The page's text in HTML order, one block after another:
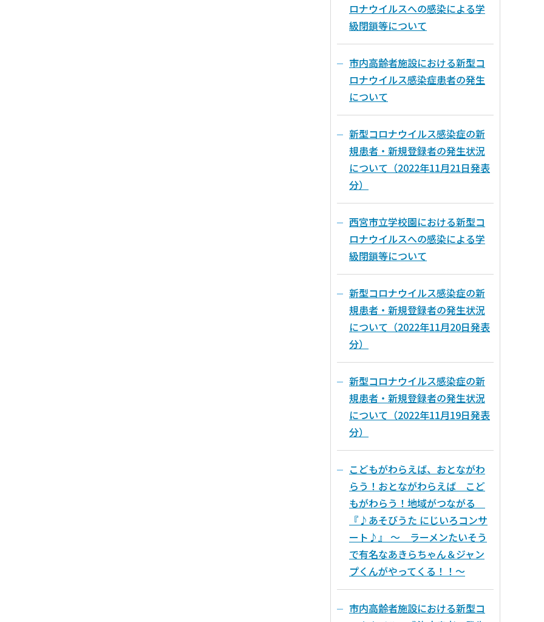
ロナウイルスへの感染による学
級閉鎖等について
市内高齢者施設における新型コ
ロナウイルス感染症患者の発生
について
新型コロナウイルス感染症の新
規患者・新規登録者の発生状況
について（2022年11月21日発表
分）
西宮市立学校園における新型コ
ロナウイルスへの感染による学
級閉鎖等について
新型コロナウイルス感染症の新
規患者・新規登録者の発生状況
について（2022年11月20日発表
分）
新型コロナウイルス感染症の新
規患者・新規登録者の発生状況
について（2022年11月19日発表
分）
こどもがわらえば、おとながわ
らう！おとながわらえば こど
もがわらう！地域がつながる
『♪あそびうた にじいろコンサ
ート♪』 ～ ラーメンたいそう
で有名なあきらちゃん＆ジャン
プくんがやってくる！！～
市内高齢者施設における新型コ